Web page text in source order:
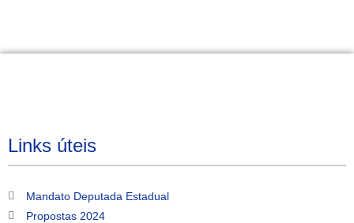
Links úteis
Mandato Deputada Estadual
Propostas 2024